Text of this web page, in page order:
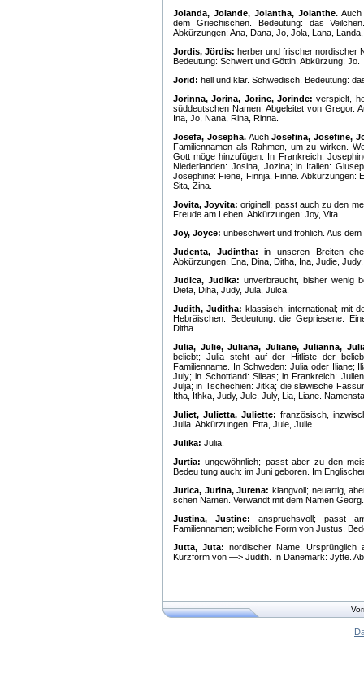
Jolanda, Jolande, Jolantha, Jolanthe.
dem Griechischen. Bedeutung: das
Abkürzungen: Ana, Dana, Jo, Jola, Lana, Landa,
Jordis, Jördis: herber und frischer nordischer
Bedeutung: Schwert und Göttin. Abkürzung: Jo.
Jorid: hell und klar. Schwedisch. Bedeutung:
Jorinna, Jorina, Jorine, Jorinde: verspielt,
süddeutschen Namen. Abgeleitet von Gregor.
Ina, Jo, Nana, Rina, Rinna.
Josefa, Josepha.AuchJosefina, Josefine,
Familiennamen als Rahmen, um zu wirken.
Gott möge hinzufügen. In Frankreich:
Niederlanden: Josina, Jozina; in Italien:
Josephine: Fiene, Finnja, Finne. Abkürzungen:
Sita, Zina.
Jovita, Joyvita: originell; passt auch zu den
Freude am Leben. Abkürzungen: Joy, Vita.
Joy, Joyce: unbeschwert und fröhlich. Aus
Judenta, Judintha: in unseren Breiten
Abkürzungen: Ena, Dina, Ditha, Ina, Judie, Judy.
Judica, Judika: unverbraucht, bisher wenig
Dieta, Diha, Judy, Jula, Julca.
Judith, Juditha: klassisch; international; mit
Hebräischen. Bedeutung: die Gepriesene.
Ditha.
Julia, Julie, Juliana, Juliane, Julianna,
beliebt; Julia steht auf der Hitliste der
Familienname. In Schweden: Julia oder Iliane;
July; in Schottland: Sileas; in Frankreich:
Julja; in Tschechien: Jitka; die slawische
Itha, Ithka, Judy, Jule, July, Lia, Liane.
Juliet, Julietta, Juliette: französisch,
Julia. Abkürzungen: Etta, Jule, Julie.
Julika: Julia.
Jurtia: ungewöhnlich; passt aber zu den
Bedeu tung auch: im Juni geboren. Im
Jurica, Jurina, Jurena: klangvoll; neuartig,
schen Namen. Verwandt mit dem Namen
Justina, Justine: anspruchsvoll; passt
Familiennamen; weibliche Form von Justus.
Jutta, Juta: nordischer Name.
Kurzform von —> Judith. In Dänemark: Jytte.